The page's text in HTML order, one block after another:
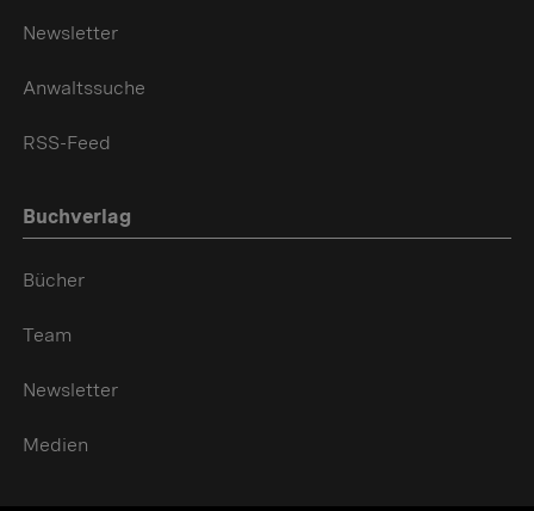
Newsletter
Anwaltssuche
RSS-Feed
Buchverlag
Bücher
Team
Newsletter
Medien